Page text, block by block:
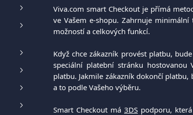
Viva.com smart Checkout je přímá
ve Vašem e-shopu. Zahrnuje
možností a celkových funkcí.
Když chce zákazník provést platbu,
speciální platební stránku hostovanou
platbu. Jakmile zákazník dokončí
a to podle Vašeho výběru.
Smart Checkout má 3DS podporu,